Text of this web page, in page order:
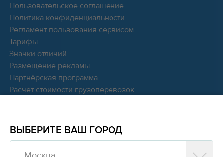
Пользовательское соглашение
Политика конфиденциальности
Регламент пользования сервисом
Тарифы
Значки отличий
Размещение рекламы
Партнёрская программа
Расчет стоимости грузоперевозок
ВЫБЕРИТЕ ВАШ ГОРОД